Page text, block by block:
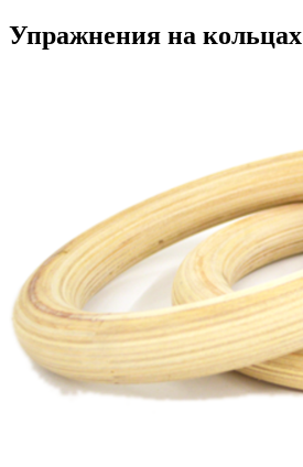
Упражнения на кольцах